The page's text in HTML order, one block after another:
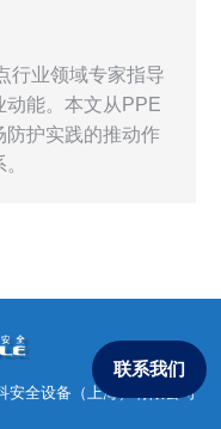
行业领域专家指导
动能。本文从PPE
防护实践的推动作
安全设备（上海）有限公司
联系我们